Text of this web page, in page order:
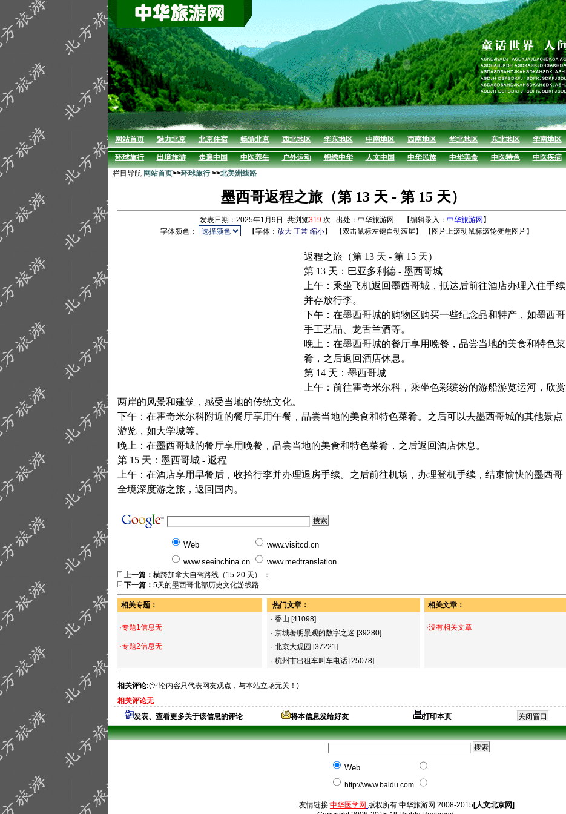
网站首页 魅力北京 北京住宿 畅游北京 西北地区 华东地区 中南地区 西南地区 华北地区 东北地区 华南地区
环球旅行 出境旅游 走遍中国 中医养生 户外运动 锦绣中华 人文中国 中华民族 中华美食 中医特色 中医疾病
栏目导航 网站首页>>环球旅行>>北美洲线路
墨西哥返程之旅（第 13 天 - 第 15 天）
发表日期：2025年1月9日 共浏览319次 出处：中华旅游网 【编辑录入： 中华旅游网 】
字体颜色：
【字体： 放大 正常 缩小】 【双击鼠标左键自动滚屏】 【图片上滚动鼠标滚轮变焦图片】
返程之旅（第 13 天 - 第 15 天）
第 13 天：巴亚多利德 - 墨西哥城
上午：乘坐飞机返回墨西哥城，抵达后前往酒店办理入住手续
并存放行李。
下午：在墨西哥城的购物区购买一些纪念品和特产，如墨西哥
手工艺品、龙舌兰酒等。
晚上：在墨西哥城的餐厅享用晚餐，品尝当地的美食和特色菜
肴，之后返回酒店休息。
第 14 天：墨西哥城
上午：前往霍奇米尔科，乘坐色彩缤纷的游船游览运河，欣赏
两岸的风景和建筑，感受当地的传统文化。
下午：在霍奇米尔科附近的餐厅享用午餐，品尝当地的美食和特色菜肴。之后可以去墨西哥城的其他景点
游览，如大学城等。
晚上：在墨西哥城的餐厅享用晚餐，品尝当地的美食和特色菜肴，之后返回酒店休息。
第 15 天：墨西哥城 - 返程
上午：在酒店享用早餐后，收拾行李并办理退房手续。之后前往机场，办理登机手续，结束愉快的墨西哥
全境深度游之旅，返回国内。
Web
www.visitcd.cn
www.seeinchina.cn
www.medtranslation
上一篇： 横跨加拿大自驾路线（15-20 天） ：
下一篇： 5天的墨西哥北部历史文化游线路
相关专题：
·专题1信息无
·专题2信息无
热门文章：
· 香山 [41098]
· 京城著明景观的数字之迷 [39280]
· 北京大观园 [37221]
· 杭州市出租车叫车电话 [25078]
相关文章：
·没有相关文章
相关评论:(评论内容只代表网友观点，与本站立场无关！)
相关评论无
发表、查看更多关于该信息的评论
将本信息发给好友 打印本页
Web
http://www.baidu.com
友情链接:中华医学网 版权所有:中华旅游网 2008-2015[人文北京网]